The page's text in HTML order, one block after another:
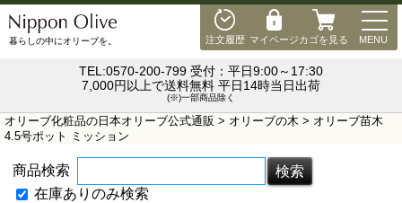
注文履歴 マイページカゴを見る MENU
暮らしの中にオリーブを。
TEL:0570-200-799 受付：平日9:00～17:30
7,000円以上で送料無料 平日14時当日出荷
(※)一部商品除く
オリーブ化粧品の日本オリーブ公式通販 > オリーブの木 > オリーブ苗木
4.5号ポット ミッション
商品検索
在庫ありのみ検索